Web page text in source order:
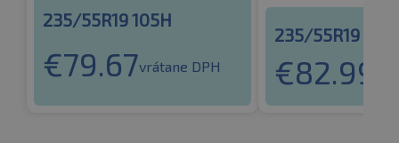
235/55R19 105H
€79.67vrátane DPH
235/55R19
€82.99